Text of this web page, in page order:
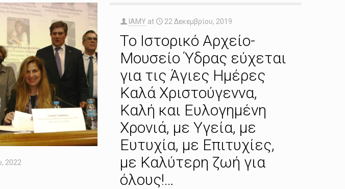
2022
IAMY at 22 Δεκεμβρίου, 2019
Το Ιστορικό Αρχείο-
Μουσείο Ύδρας εύχεται
για τις Άγιες Ημέρες
Καλά Χριστούγεννα,
Καλή και Eυλογημένη
Χρονιά, με Yγεία, με
Ευτυχία, με Eπιτυχίες,
με Kαλύτερη ζωή για
όλους!…